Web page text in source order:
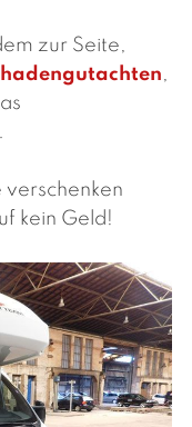
zur Seite,
,
verschenken
kein Geld!